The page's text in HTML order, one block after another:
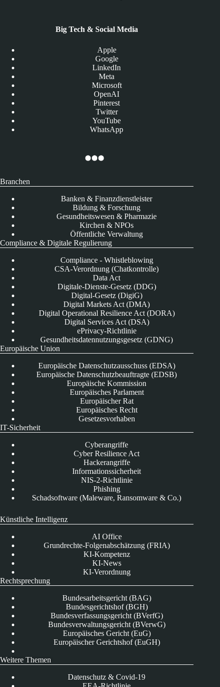
Big Tech & Social Media
Apple
Google
LinkedIn
Meta
Microsoft
OpenAI
Pinterest
Twitter
YouTube
WhatsApp
Branchen
Banken & Finanzdienstleister
Bildung & Forschung
Gesundheitswesen & Pharmazie
Kirchen & NPOs
Öffentliche Verwaltung
Compliance & Digitale Regulierung
Compliance - Whistleblowing
CSA-Verordnung (Chatkontrolle)
Data Act
Digitale-Dienste-Gesetz (DDG)
Digital-Gesetz (DigiG)
Digital Markets Act (DMA)
Digital Operational Resilience Act (DORA)
Digital Services Act (DSA)
ePrivacy-Richtlinie
Gesundheitsdatennutzungsgesetz (GDNG)
Europäische Union
Europäische Datenschutzausschuss (EDSA)
Europäische Datenschutzbeauftragte (EDSB)
Europäische Kommission
Europäisches Parlament
Europäischer Rat
Europäisches Recht
Gesetzesvorhaben
IT-Sicherheit
Cyberangriffe
Cyber Resilience Act
Hackerangriffe
Informationssicherheit
NIS-2-Richtlinie
Phishing
Schadsoftware (Maleware, Ransomware & Co.)
Künstliche Intelligenz
AI Office
Grundrechte-Folgenabschätzung (FRIA)
KI-Kompetenz
KI-News
KI-Verordnung
Rechtsprechung
Bundesarbeitsgericht (BAG)
Bundesgerichtshof (BGH)
Bundesverfassungsgericht (BVerfG)
Bundesverwaltungsgericht (BVerwG)
Europäisches Gericht (EuG)
Europäischer Gerichtshof (EuGH)
Weitere Themen
Datenschutz & Covid-19